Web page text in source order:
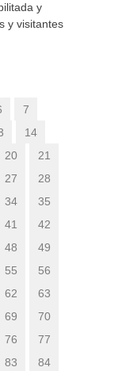
y
y visitantes
7
14
20
21
27
28
34
35
41
42
48
49
55
56
62
63
69
70
76
77
83
84